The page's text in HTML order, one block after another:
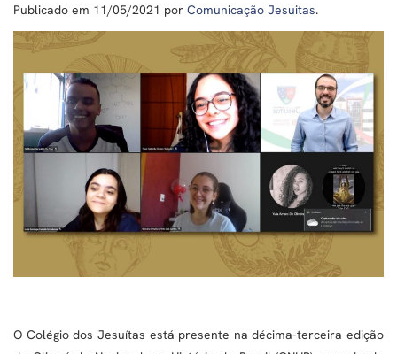
Publicado em 11/05/2021 por Comunicação Jesuitas.
O Colégio dos Jesuítas está presente na décima-terceira edição